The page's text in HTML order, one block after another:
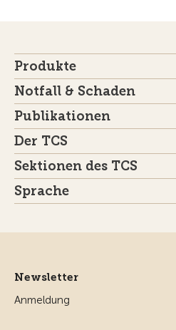
Produkte
Notfall & Schaden
Publikationen
Der TCS
Sektionen des TCS
Sprache
Newsletter
Anmeldung